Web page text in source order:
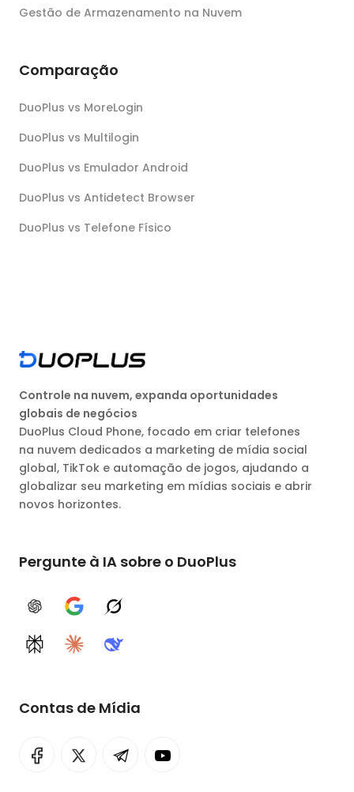
Gestão de Armazenamento na Nuvem
Comparação
DuoPlus vs MoreLogin
DuoPlus vs Multilogin
DuoPlus vs Emulador Android
DuoPlus vs Antidetect Browser
DuoPlus vs Telefone Físico
Controle na nuvem, expanda oportunidades
globais de negócios
DuoPlus Cloud Phone, focado em criar telefones
na nuvem dedicados a marketing de mídia social
global, TikTok e automação de jogos, ajudando a
globalizar seu marketing em mídias sociais e abrir
novos horizontes.
Pergunte à IA sobre o DuoPlus
ChatGPTGoogle AIGrok
PerplexityClaudeDeepSeek
Contas de Mídia